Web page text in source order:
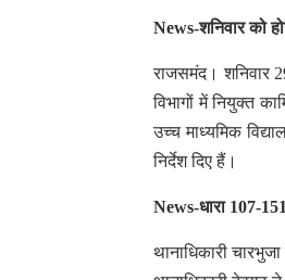
News-शनिवार को
राजसमंद। शनिवार
विभागों में नियुक्त
उच्च माध्यमिक
निर्देश दिए हैं।
News-धारा 107-
थानाधिकारी